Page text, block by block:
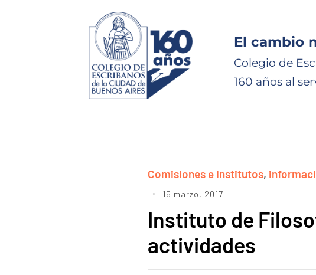
El cambio
Colegio de
160 años al
Comisiones e Institutos,
15 marzo, 2017
Instituto de
actividades